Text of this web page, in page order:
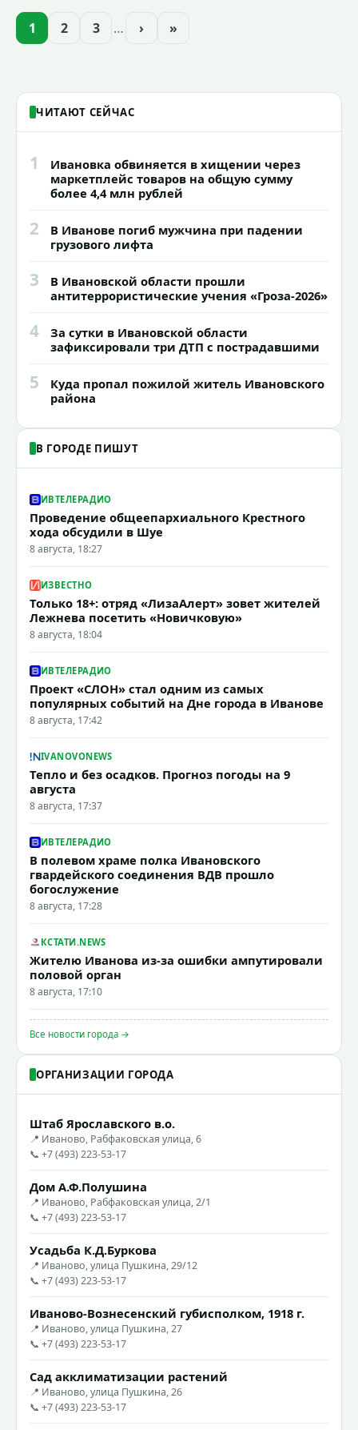
проекта подсветки исторических
1 2 3 … › »
ЧИТАЮТ СЕЙЧАС
1
Ивановка обвиняется в хищении через
маркетплейс товаров на общую сумму
более 4,4 млн рублей
2
В Иванове погиб мужчина при падении
грузового лифта
3
В Ивановской области прошли
антитеррористические учения «Гроза-2026»
4
За сутки в Ивановской области
зафиксировали три ДТП с пострадавшими
5
Куда пропал пожилой житель Ивановского
района
В ГОРОДЕ ПИШУТ
ИВТЕЛЕРАДИО
Проведение общеепархиального Крестного
хода обсудили в Шуе
8 августа, 18:27
ИЗВЕСТНО
Только 18+: отряд «ЛизаАлерт» зовет жителей
Лежнева посетить «Новичковую»
8 августа, 18:04
ИВТЕЛЕРАДИО
Проект «СЛОН» стал одним из самых
популярных событий на Дне города в Иванове
8 августа, 17:42
IVANOVONEWS
Тепло и без осадков. Прогноз погоды на 9
августа
8 августа, 17:37
ИВТЕЛЕРАДИО
В полевом храме полка Ивановского
гвардейского соединения ВДВ прошло
богослужение
8 августа, 17:28
КСТАТИ.NEWS
Жителю Иванова из-за ошибки ампутировали
половой орган
8 августа, 17:10
Все новости города →
ОРГАНИЗАЦИИ ГОРОДА
Штаб Ярославского в.о.
📍 Иваново, Рабфаковская улица, 6
📞 +7 (493) 223-53-17
Дом А.Ф.Полушина
📍 Иваново, Рабфаковская улица, 2/1
📞 +7 (493) 223-53-17
Усадьба К.Д.Буркова
📍 Иваново, улица Пушкина, 29/12
📞 +7 (493) 223-53-17
Иваново-Вознесенский губисполком, 1918 г.
📍 Иваново, улица Пушкина, 27
📞 +7 (493) 223-53-17
Сад акклиматизации растений
📍 Иваново, улица Пушкина, 26
📞 +7 (493) 223-53-17